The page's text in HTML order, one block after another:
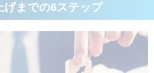
げまでの6ステップ